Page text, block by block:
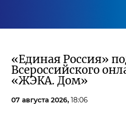
«Единая Россия»
Всероссийского
«ЖЭКА. Дом»
07 августа 2026, 18:06